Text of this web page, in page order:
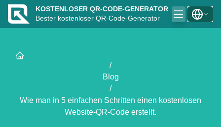
KOSTENLOSER QR-CODE-GENERATOR
Bester kostenloser QR-Code-Generator
/
Blog
/
Wie man in 5 einfachen Schritten einen kostenlosen
Website-QR-Code erstellt.